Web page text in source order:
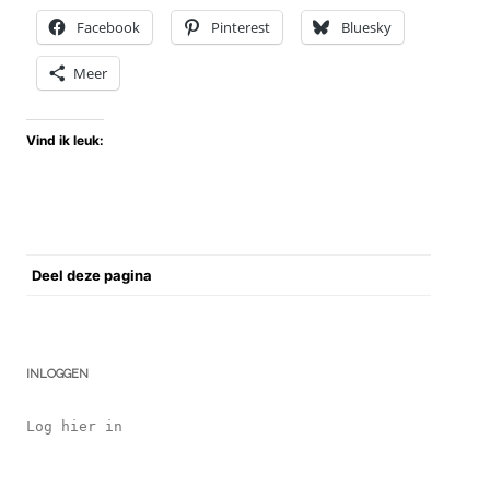
Facebook Pinterest Bluesky
Meer
Vind ik leuk:
Deel deze pagina
INLOGGEN
Log hier in